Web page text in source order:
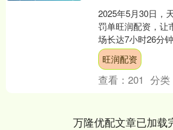
2025年5月30日，
罚单旺润配资，让
场长达7小时26分
掀开了其信息安全
2025年3....
旺润配资
查看：201 分类
万隆优配文章已加载